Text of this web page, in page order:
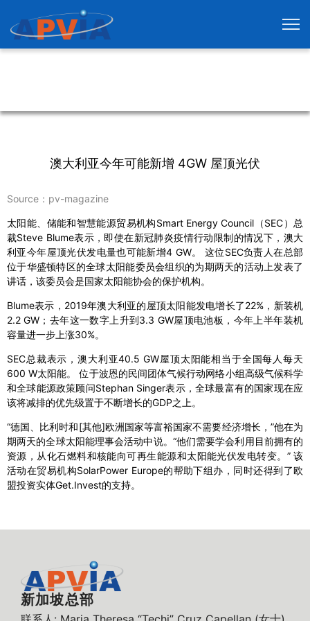
澳大利亚今年可能新增 4GW 屋顶光伏
Source：pv-magazine
太阳能、储能和智慧能源贸易机构Smart Energy Council（SEC）总
裁Steve Blume表示，即使在新冠肺炎疫情行动限制的情况下，澳大
利亚今年屋顶光伏发电量也可能新增4 GW。 这位SEC负责人在总部
位于华盛顿特区的全球太阳能委员会组织的为期两天的活动上发表了
讲话，该委员会是国家太阳能协会的保护机构。
Blume表示，2019年澳大利亚的屋顶太阳能发电增长了22%，新装机
2.2 GW；去年这一数字上升到3.3 GW屋顶电池板，今年上半年装机
容量进一步上涨30%。
SEC总裁表示，澳大利亚40.5 GW屋顶太阳能相当于全国每人每天
600 W太阳能。 位于波恩的民间团体气候行动网络小组高级气候科学
和全球能源政策顾问Stephan Singer表示，全球最富有的国家现在应
该将减排的优先级置于不断增长的GDP之上。
“德国、比利时和[其他]欧洲国家等富裕国家不需要经济增长，”他在为
期两天的全球太阳能理事会活动中说。“他们需要学会利用目前拥有的
资源，从化石燃料和核能向可再生能源和太阳能光伏发电转变。” 该
活动在贸易机构SolarPower Europe的帮助下组办，同时还得到了欧
盟投资实体Get.Invest的支持。
新加坡总部